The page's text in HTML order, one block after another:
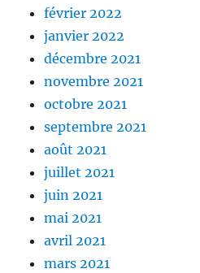
février 2022
janvier 2022
décembre 2021
novembre 2021
octobre 2021
septembre 2021
août 2021
juillet 2021
juin 2021
mai 2021
avril 2021
mars 2021